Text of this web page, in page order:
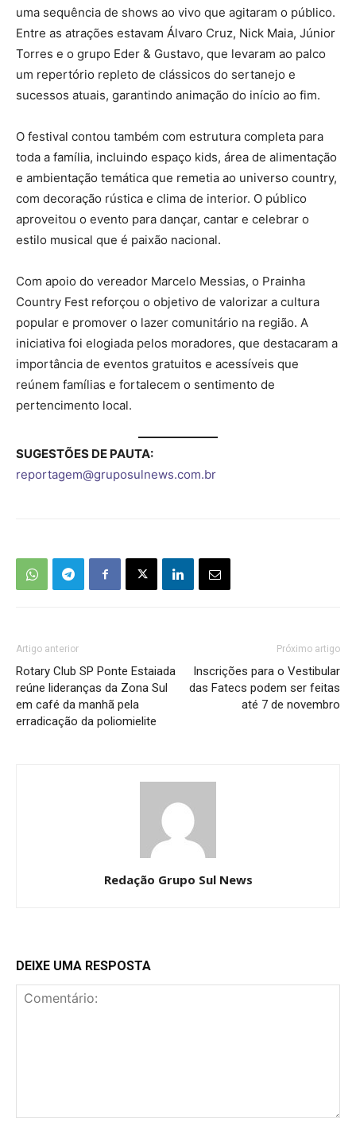
uma sequência de shows ao vivo que agitaram o público.
Entre as atrações estavam Álvaro Cruz, Nick Maia, Júnior
Torres e o grupo Eder & Gustavo, que levaram ao palco
um repertório repleto de clássicos do sertanejo e
sucessos atuais, garantindo animação do início ao fim.
O festival contou também com estrutura completa para
toda a família, incluindo espaço kids, área de alimentação
e ambientação temática que remetia ao universo country,
com decoração rústica e clima de interior. O público
aproveitou o evento para dançar, cantar e celebrar o
estilo musical que é paixão nacional.
Com apoio do vereador Marcelo Messias, o Prainha
Country Fest reforçou o objetivo de valorizar a cultura
popular e promover o lazer comunitário na região. A
iniciativa foi elogiada pelos moradores, que destacaram a
importância de eventos gratuitos e acessíveis que
reúnem famílias e fortalecem o sentimento de
pertencimento local.
SUGESTÕES DE PAUTA:
reportagem@gruposulnews.com.br
Artigo anterior
Rotary Club SP Ponte Estaiada
reúne lideranças da Zona Sul
em café da manhã pela
erradicação da poliomielite
Próximo artigo
Inscrições para o Vestibular
das Fatecs podem ser feitas
até 7 de novembro
Redação Grupo Sul News
DEIXE UMA RESPOSTA